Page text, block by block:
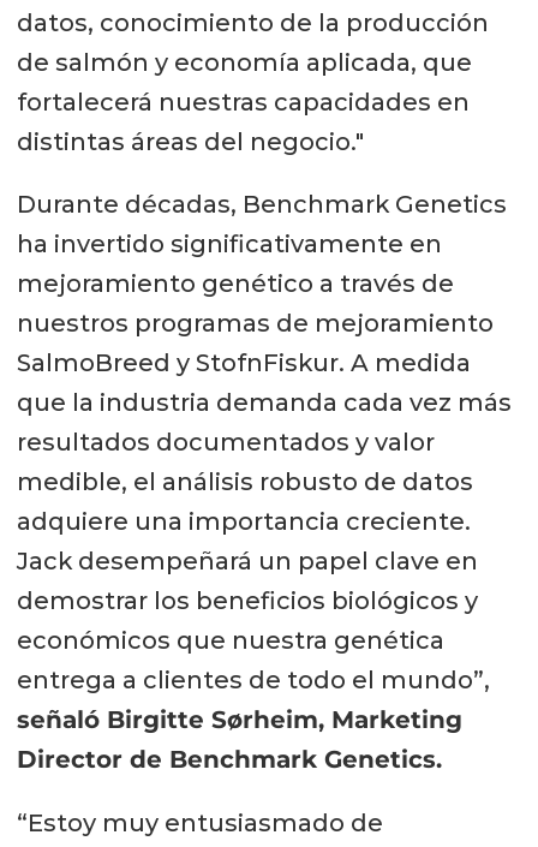
datos, conocimiento de la producción
de salmón y economía aplicada, que
fortalecerá nuestras capacidades en
distintas áreas del negocio."
Durante décadas, Benchmark Genetics
ha invertido significativamente en
mejoramiento genético a través de
nuestros programas de mejoramiento
SalmoBreed y StofnFiskur. A medida
que la industria demanda cada vez más
resultados documentados y valor
medible, el análisis robusto de datos
adquiere una importancia creciente.
Jack desempeñará un papel clave en
demostrar los beneficios biológicos y
económicos que nuestra genética
entrega a clientes de todo el mundo”,
señaló Birgitte Sørheim, Marketing
Director de Benchmark Genetics.
“Estoy muy entusiasmado de